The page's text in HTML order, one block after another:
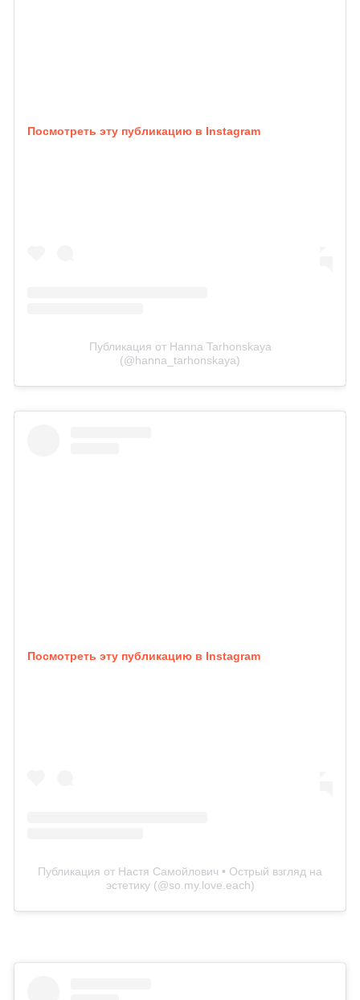
Посмотреть эту публикацию в Instagram
Публикация от Hanna Tarhonskaya
(@hanna_tarhonskaya)
Посмотреть эту публикацию в Instagram
Публикация от Настя Самойлович • Острый взгляд на
эстетику (@so.my.love.each)